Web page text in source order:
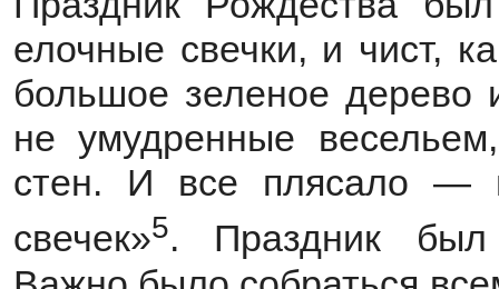
елочные свечки, и чист,
большое зеленое дерево
не умудренные
стен. И все плясало —
свечек»5. Праздник